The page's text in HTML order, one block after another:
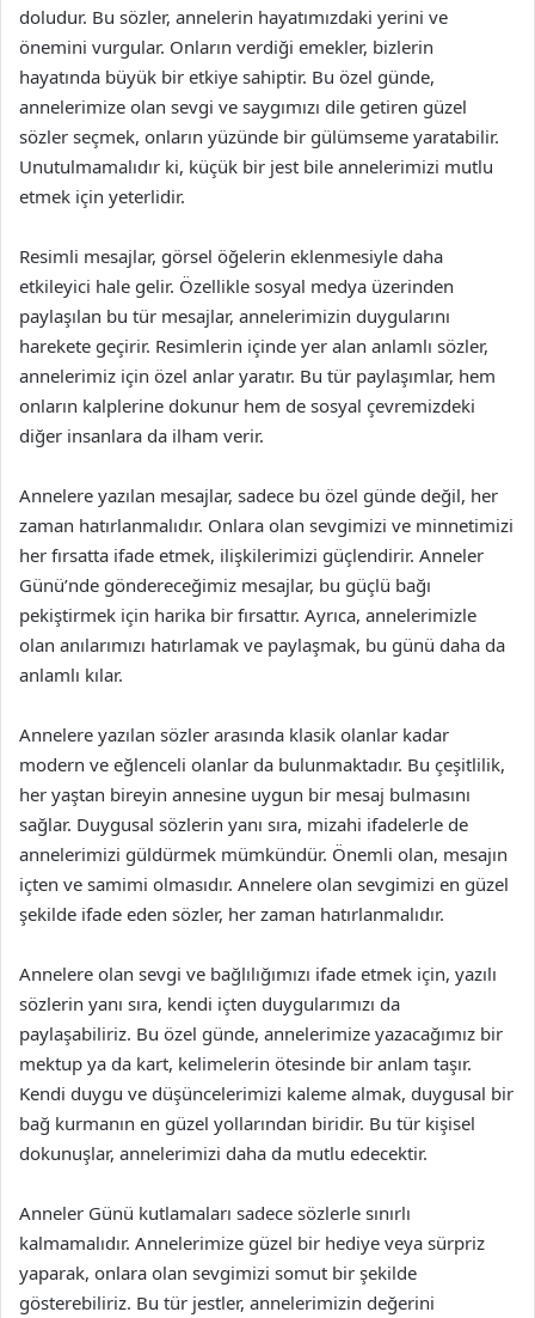
doludur. Bu sözler, annelerin hayatımızdaki yerini ve
önemini vurgular. Onların verdiği emekler, bizlerin
hayatında büyük bir etkiye sahiptir. Bu özel günde,
annelerimize olan sevgi ve saygımızı dile getiren güzel
sözler seçmek, onların yüzünde bir gülümseme yaratabilir.
Unutulmamalıdır ki, küçük bir jest bile annelerimizi mutlu
etmek için yeterlidir.
Resimli mesajlar, görsel öğelerin eklenmesiyle daha
etkileyici hale gelir. Özellikle sosyal medya üzerinden
paylaşılan bu tür mesajlar, annelerimizin duygularını
harekete geçirir. Resimlerin içinde yer alan anlamlı sözler,
annelerimiz için özel anlar yaratır. Bu tür paylaşımlar, hem
onların kalplerine dokunur hem de sosyal çevremizdeki
diğer insanlara da ilham verir.
Annelere yazılan mesajlar, sadece bu özel günde değil, her
zaman hatırlanmalıdır. Onlara olan sevgimizi ve minnetimizi
her fırsatta ifade etmek, ilişkilerimizi güçlendirir. Anneler
Günü’nde göndereceğimiz mesajlar, bu güçlü bağı
pekiştirmek için harika bir fırsattır. Ayrıca, annelerimizle
olan anılarımızı hatırlamak ve paylaşmak, bu günü daha da
anlamlı kılar.
Annelere yazılan sözler arasında klasik olanlar kadar
modern ve eğlenceli olanlar da bulunmaktadır. Bu çeşitlilik,
her yaştan bireyin annesine uygun bir mesaj bulmasını
sağlar. Duygusal sözlerin yanı sıra, mizahi ifadelerle de
annelerimizi güldürmek mümkündür. Önemli olan, mesajın
içten ve samimi olmasıdır. Annelere olan sevgimizi en güzel
şekilde ifade eden sözler, her zaman hatırlanmalıdır.
Annelere olan sevgi ve bağlılığımızı ifade etmek için, yazılı
sözlerin yanı sıra, kendi içten duygularımızı da
paylaşabiliriz. Bu özel günde, annelerimize yazacağımız bir
mektup ya da kart, kelimelerin ötesinde bir anlam taşır.
Kendi duygu ve düşüncelerimizi kaleme almak, duygusal bir
bağ kurmanın en güzel yollarından biridir. Bu tür kişisel
dokunuşlar, annelerimizi daha da mutlu edecektir.
Anneler Günü kutlamaları sadece sözlerle sınırlı
kalmamalıdır. Annelerimize güzel bir hediye veya sürpriz
yaparak, onlara olan sevgimizi somut bir şekilde
gösterebiliriz. Bu tür jestler, annelerimizin değerini